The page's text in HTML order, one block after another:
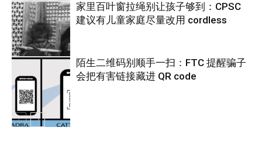
热点
热点
家里百叶窗拉绳别让孩子够到：CPSC
建议有儿童家庭尽量改用 cordless
陌生二维码别顺手一扫：FTC 提醒骗子
会把有害链接藏进 QR code